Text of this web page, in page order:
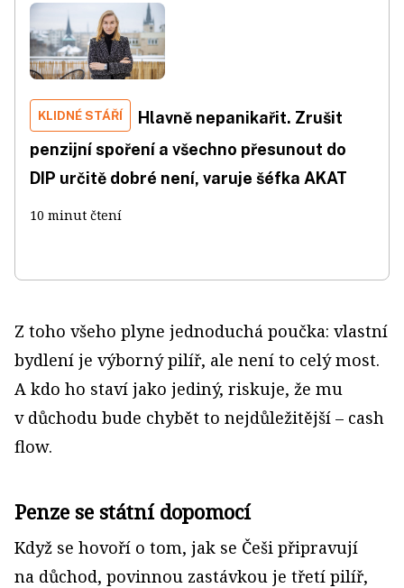
KLIDNÉ STÁŘÍ
Hlavně nepanikařit. Zrušit
penzijní spoření a všechno přesunout do
DIP určitě dobré není, varuje šéfka AKAT
10 minut čtení
Z toho všeho plyne jednoduchá poučka: vlastní
bydlení je výborný pilíř, ale není to celý most.
A kdo ho staví jako jediný, riskuje, že mu
v důchodu bude chybět to nejdůležitější – cash
flow.
Penze se státní dopomocí
Když se hovoří o tom, jak se Češi připravují
na důchod, povinnou zastávkou je třetí pilíř,